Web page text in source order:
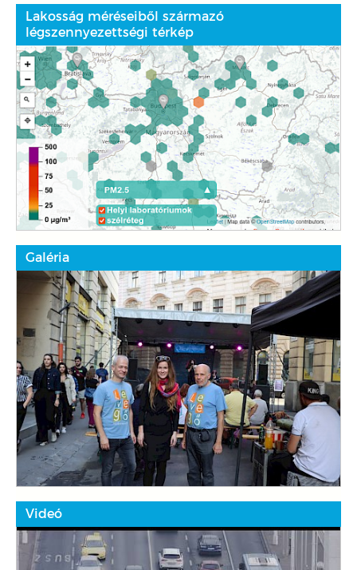
Lakosság méréseiből származó
légszennyezettségi térkép
Galéria
Videó